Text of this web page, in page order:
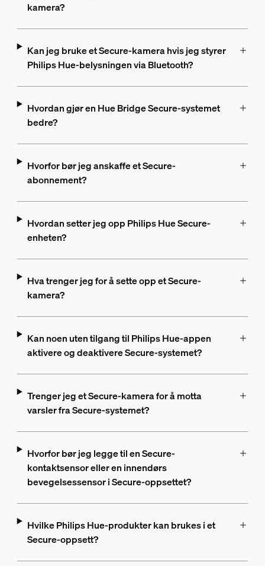
kamera?
Kan jeg bruke et Secure-kamera hvis jeg styrer
Philips Hue-belysningen via Bluetooth?
Hvordan gjør en Hue Bridge Secure-systemet
bedre?
Hvorfor bør jeg anskaffe et Secure-
abonnement?
Hvordan setter jeg opp Philips Hue Secure-
enheten?
Hva trenger jeg for å sette opp et Secure-
kamera?
Kan noen uten tilgang til Philips Hue-appen
aktivere og deaktivere Secure-systemet?
Trenger jeg et Secure-kamera for å motta
varsler fra Secure-systemet?
Hvorfor bør jeg legge til en Secure-
kontaktsensor eller en innendørs
bevegelsessensor i Secure-oppsettet?
Hvilke Philips Hue-produkter kan brukes i et
Secure-oppsett?